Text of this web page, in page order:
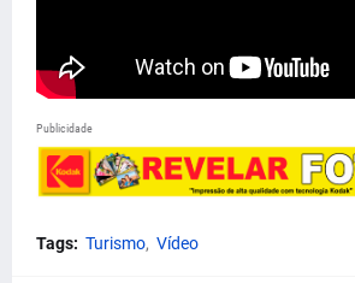
Publicidade
Tags: Turismo Vídeo